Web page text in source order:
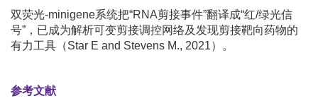
双荧光-minigene系统把“RNA剪接事件”翻译成“红/绿光信
号”，已成为解析可变剪接调控网络及发现剪接靶向药物的
有力工具（Star E and Stevens M., 2021）。
参考文献